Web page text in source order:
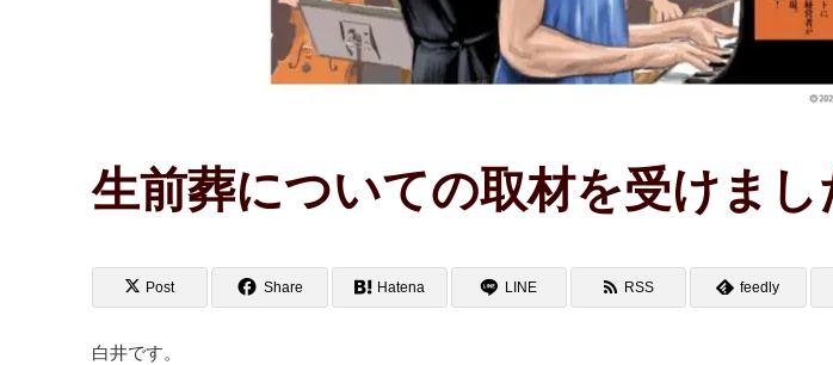
生前葬についての取材を受けまし
Post Share Hatena LINE RSS feedly
白井です。